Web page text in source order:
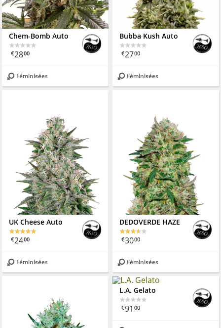
Chem-Bomb Auto
€2800
Féminisées
Bubba Kush Auto
€2700
Féminisées
UK Cheese Auto
€2400
Féminisées
DEDOVERDE HAZE
€3000
Féminisées
L.A. Gelato
€91 00